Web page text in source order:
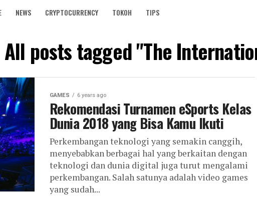
NEWS CRYPTOCURRENCY TOKOH TIPS
All posts tagged "The
GAMES 6 years ago
Rekomendasi Turnamen eSports Kelas
Dunia 2018 yang Bisa Kamu Ikuti
Perkembangan teknologi yang semakin canggih,
menyebabkan berbagai hal yang berkaitan dengan
teknologi dan dunia digital juga turut mengalami
perkembangan. Salah satunya adalah video games
yang sudah...